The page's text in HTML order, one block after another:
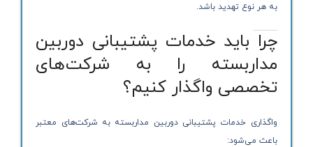
به هر نوع تهدید باشد.
چرا باید خدمات پشتیبانی دوربین
مداربسته را به شرکت‌های
تخصصی واگذار کنیم؟
واگذاری خدمات پشتیبانی دوربین مداربسته به شرکت‌های معتبر
باعث می‌شود: